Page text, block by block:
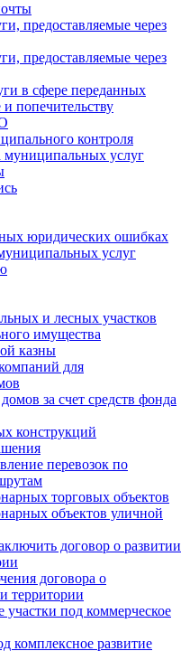
предоставляемые через
предоставляемые через
в сфере переданных
попечительству
контроля
муниципальных услуг
юридических ошибках
услуг
и лесных участков
имущества
казны
для
за счет средств фонда
конструкций
перевозок по
торговых объектов
объектов уличной
договор о развитии
договора о
территории
под коммерческое
комплексное развитие